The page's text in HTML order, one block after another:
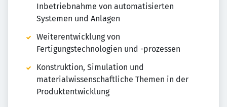
Inbetriebnahme von automatisierten
Systemen und Anlagen
Weiterentwicklung von
Fertigungstechnologien und -prozessen
Konstruktion, Simulation und
materialwissenschaftliche Themen in der
Produktentwicklung